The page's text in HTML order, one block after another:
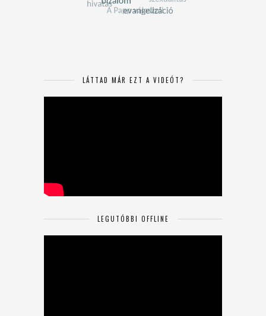
LÁTTAD MÁR EZT A VIDEÓT?
LEGUTÓBBI OFFLINE